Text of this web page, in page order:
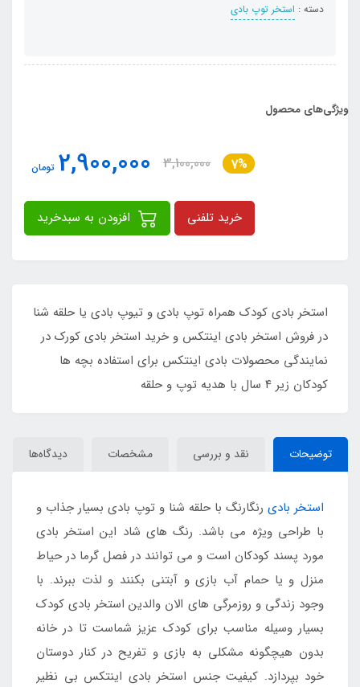
دسته : استخر توپ بادی
ویژگی‌های محصول
7%
3,100,000
2,900,000 تومان
خرید تلفنی
استخر بادی کودک همراه توپ بادی و تیوپ بادی یا حلقه شنا
در فروش استخر بادی اینتکس و خرید استخر بادی کورک در
نمایندگی محصولات بادی اینتکس برای استفاده بچه ها
کودکان زیر ۴ سال با هدیه توپ و حلقه
توضیحات نقد و بررسی مشخصات دیدگاه‌ها
استخر بادی رنگارنگ با حلقه شنا و توپ بادی بسیار جذاب و
با طراحی ویژه می باشد. رنگ های شاد این استخر بادی
مورد پسند کودکان است و می توانند در فصل گرما در حیاط
منزل و یا حمام آب بازی و آبتنی بکنند و لذت ببرند. با
وجود زندگی و روزمرگی های الان والدین استخر بادی کودک
بسیار وسیله مناسب برای کودک عزیز شماست تا در خانه
بدون هیچگونه مشکلی به بازی و تفریح در کنار دوستان
خود بپردازد. کیفیت جنس استخر بادی اینتکس بی نظیر